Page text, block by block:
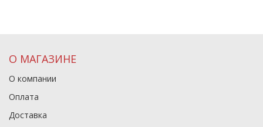
О МАГАЗИНЕ
О компании
Оплата
Доставка